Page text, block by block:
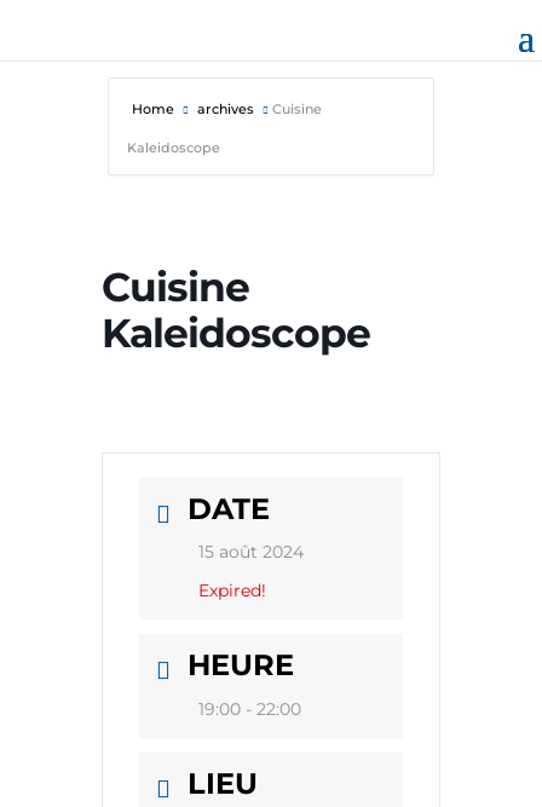
Home archives Cuisine
Kaleidoscope
Cuisine
Kaleidoscope
DATE
15 août 2024
Expired!
HEURE
19:00 - 22:00
LIEU